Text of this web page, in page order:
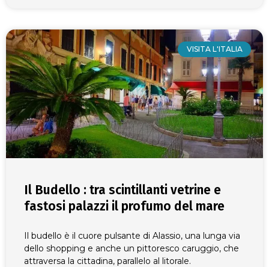
VISITA L'ITALIA
Il Budello : tra scintillanti vetrine e
fastosi palazzi il profumo del mare
Il budello è il cuore pulsante di Alassio, una lunga via
dello shopping e anche un pittoresco caruggio, che
attraversa la cittadina, parallelo al litorale.